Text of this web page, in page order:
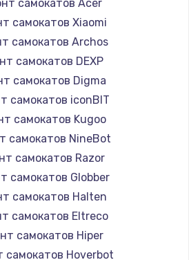
управления
600 руб.
конфорки
1100 руб.
платы сенсора
900 руб.
режимов конфорки
самокатов Acer
самокатов Xiaomi
самокатов Archos
самокатов DEXP
самокатов Digma
самокатов iconBIT
самокатов Kugoo
самокатов NineBot
самокатов Razor
самокатов Globber
самокатов Halten
самокатов Eltreco
самокатов Hiper
самокатов Hoverbot